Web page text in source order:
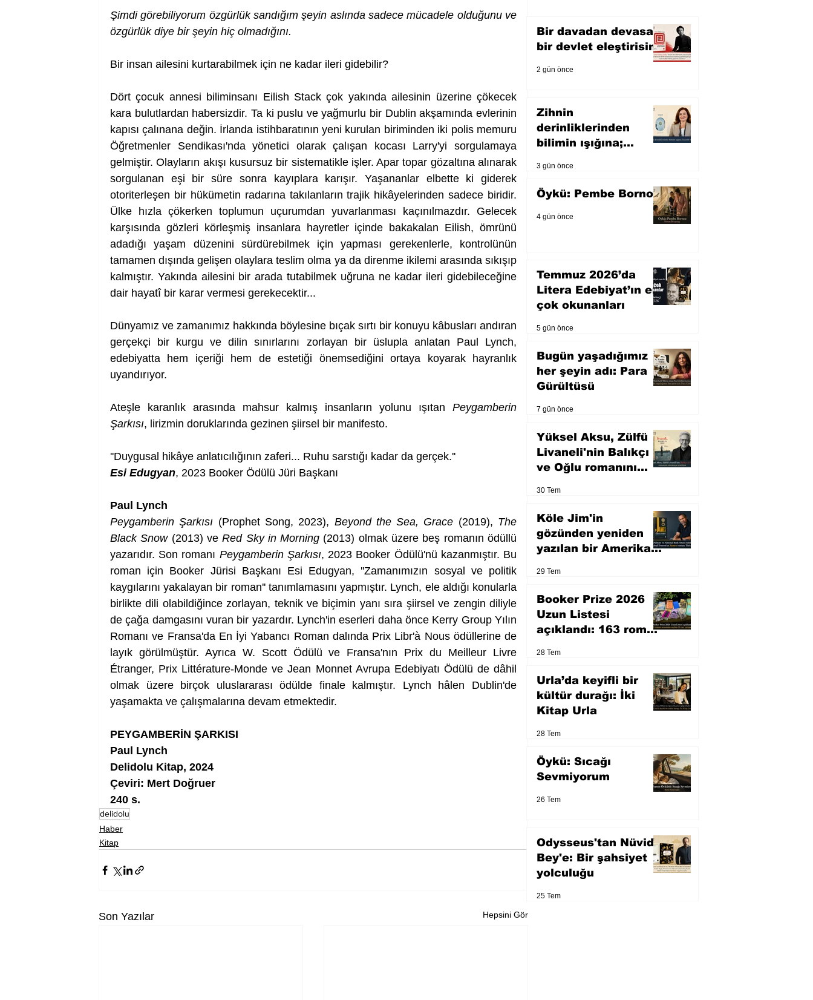
Şimdi görebiliyorum özgürlük sandığım şeyin aslında sadece mücadele olduğunu ve
özgürlük diye bir şeyin hiç olmadığını.
Bir insan ailesini kurtarabilmek için ne kadar ileri gidebilir?
Dört çocuk annesi biliminsanı Eilish Stack çok yakında ailesinin üzerine çökecek
kara bulutlardan habersizdir. Ta ki puslu ve yağmurlu bir Dublin akşamında evlerinin
kapısı çalınana değin. İrlanda istihbaratının yeni kurulan biriminden iki polis memuru
Öğretmenler Sendikası'nda yönetici olarak çalışan kocası Larry'yi sorgulamaya
gelmiştir. Olayların akışı kusursuz bir sistematikle işler. Apar topar gözaltına alınarak
sorgulanan eşi bir süre sonra kayıplara karışır. Yaşananlar elbette ki giderek
otoriterleşen bir hükümetin radarına takılanların trajik hikâyelerinden sadece biridir.
Ülke hızla çökerken toplumun uçurumdan yuvarlanması kaçınılmazdır. Gelecek
karşısında gözleri körleşmiş insanlara hayretler içinde bakakalan Eilish, ömrünü
adadığı yaşam düzenini sürdürebilmek için yapması gerekenlerle, kontrolünün
tamamen dışında gelişen olaylara teslim olma ya da direnme ikilemi arasında sıkışıp
kalmıştır. Yakında ailesini bir arada tutabilmek uğruna ne kadar ileri gidebileceğine
dair hayatî bir karar vermesi gerekecektir...
Dünyamız ve zamanımız hakkında böylesine bıçak sırtı bir konuyu kâbusları andıran
gerçekçi bir kurgu ve dilin sınırlarını zorlayan bir üslupla anlatan Paul Lynch,
edebiyatta hem içeriği hem de estetiği önemsediğini ortaya koyarak hayranlık
uyandırıyor.
Ateşle karanlık arasında mahsur kalmış insanların yolunu ışıtan Peygamberin
Şarkısı, lirizmin doruklarında gezinen şiirsel bir manifesto.
''Duygusal hikâye anlatıcılığının zaferi... Ruhu sarstığı kadar da gerçek.''
Esi Edugyan, 2023 Booker Ödülü Jüri Başkanı
Paul Lynch
Peygamberin Şarkısı (Prophet Song, 2023), Beyond the Sea, Grace (2019), The
Black Snow (2013) ve Red Sky in Morning (2013) olmak üzere beş romanın ödüllü
yazarıdır. Son romanı Peygamberin Şarkısı, 2023 Booker Ödülü'nü kazanmıştır. Bu
roman için Booker Jürisi Başkanı Esi Edugyan, ''Zamanımızın sosyal ve politik
kaygılarını yakalayan bir roman'' tanımlamasını yapmıştır. Lynch, ele aldığı konularla
birlikte dili olabildiğince zorlayan, teknik ve biçimin yanı sıra şiirsel ve zengin diliyle
de çağa damgasını vuran bir yazardır. Lynch'in eserleri daha önce Kerry Group Yılın
Romanı ve Fransa'da En İyi Yabancı Roman dalında Prix Libr'à Nous ödüllerine de
layık görülmüştür. Ayrıca W. Scott Ödülü ve Fransa'nın Prix du Meilleur Livre
Étranger, Prix Littérature-Monde ve Jean Monnet Avrupa Edebiyatı Ödülü de dâhil
olmak üzere birçok uluslararası ödülde finale kalmıştır. Lynch hâlen Dublin'de
yaşamakta ve çalışmalarına devam etmektedir.
PEYGAMBERİN ŞARKISI
Paul Lynch
Delidolu Kitap, 2024
Çeviri: Mert Doğruer
240 s.
delidolu
Haber
Kitap
Son Yazılar Hepsini Gör
Bir davadan devasa
bir devlet eleştirisine
2 gün önce
Zihnin
derinliklerinden
bilimin ışığına;
3 gün önce
Öykü: Pembe Bornoz
4 gün önce
Temmuz 2026’da
Litera Edebiyat’ın en
çok okunanları
5 gün önce
Bugün yaşadığımız
her şeyin adı: Para
Gürültüsü
7 gün önce
Yüksel Aksu, Zülfü
Livaneli'nin Balıkçı
ve Oğlu romanını
30 Tem
Köle Jim'in
gözünden yeniden
yazılan bir Amerikan
29 Tem
Booker Prize 2026
Uzun Listesi
açıklandı: 163 roman
28 Tem
Urla’da keyifli bir
kültür durağı: İki
Kitap Urla
28 Tem
Öykü: Sıcağı
Sevmiyorum
26 Tem
Odysseus'tan Nüvid
Bey'e: Bir şahsiyet
yolculuğu
25 Tem